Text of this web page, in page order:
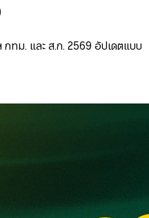
ทม. และ ส.ก. 2569 อัปเดตแบบ